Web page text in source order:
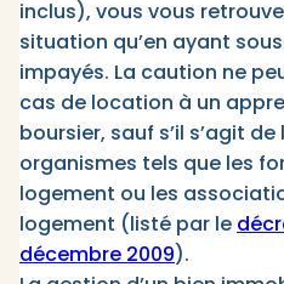
inclus), vous vous
situation qu’en ayant
impayés. La caution ne
cas de location à un
boursier, sauf s’il s’agit
organismes tels que les
logement ou les
logement (listé par le
décembre 2009).